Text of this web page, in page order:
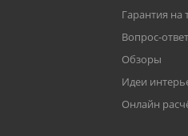
Гарантия на
Вопрос-ответ
Обзоры
Идеи
Онлайн